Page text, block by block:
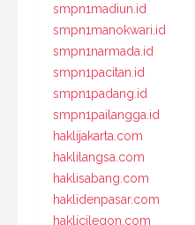
smpn1madiun.id
smpn1manokwari.id
smpn1narmada.id
smpn1pacitan.id
smpn1padang.id
smpn1pailangga.id
haklijakarta.com
haklilangsa.com
haklisabang.com
haklidenpasar.com
haklicilegon.com